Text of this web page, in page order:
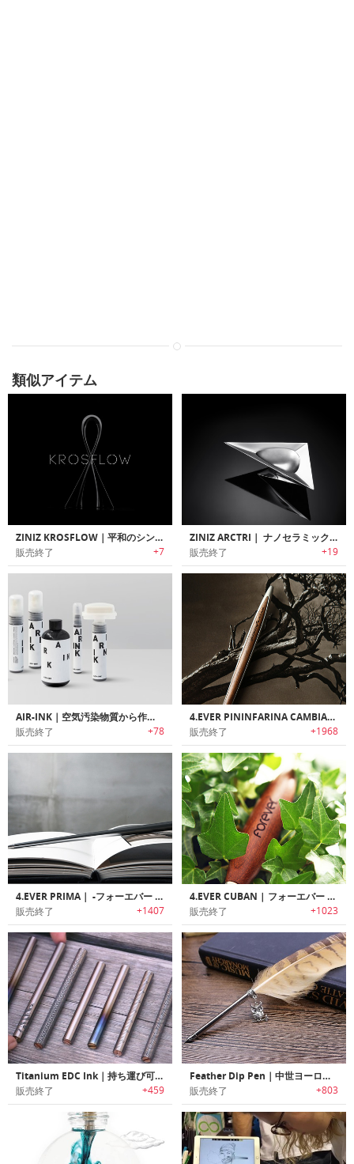
類似アイテム
ZINIZ KROSFLOW｜平和のシンボルをモチーフにしたペーパーウェイト「クロスフロー」
販売終了 +7
ZINIZ ARCTRI｜ ナノセラミックコーティングの前衛的デザインアシュトレー 「アークトライ」
販売終了 +19
AIR‐INK｜空気汚染物質から作られた環境に優しいインク「エアーインク」
販売終了 +78
4.EVER PININFARINA CAMBIANO｜インクが永遠にいらないペン「フォーエバー ピニンファリーナ カンビアーノ」
販売終了 +1968
4.EVER PRIMA｜ -フォーエバー プリマ- インクが永遠にいらないペン
販売終了 +1407
4.EVER CUBAN | フォーエバー キューバン インクが永遠にいらないペン-ミニ
販売終了 +1023
Titanium EDC Ink｜持ち運び可能なチタン製キーホルダーペン「EDC インク」
販売終了 +459
Feather Dip Pen｜中世ヨーロッパの雰囲気を味わえるインクフェザーペン「フェザーディップペン」
販売終了 +803